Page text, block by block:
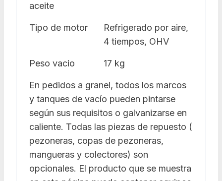
aceite
Tipo de motor
Refrigerado por aire,
4 tiempos, OHV
Peso vacio 17 kg
En pedidos a granel, todos los marcos
y tanques de vacío pueden pintarse
según sus requisitos o galvanizarse en
caliente. Todas las piezas de repuesto (
pezoneras, copas de pezoneras,
mangueras y colectores) son
opcionales. El producto que se muestra